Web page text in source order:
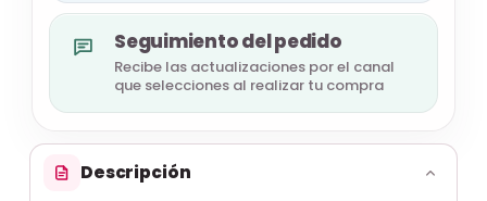
Seguimiento del pedido
Recibe las actualizaciones por el canal
que selecciones al realizar tu compra
Descripción